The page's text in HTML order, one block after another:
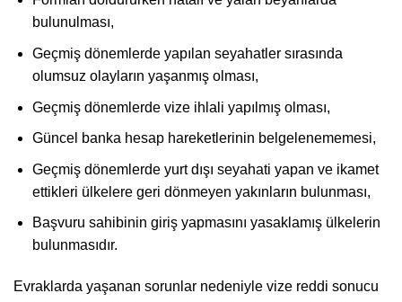
bulunulması,
Geçmiş dönemlerde yapılan seyahatler sırasında
olumsuz olayların yaşanmış olması,
Geçmiş dönemlerde vize ihlali yapılmış olması,
Güncel banka hesap hareketlerinin belgelenememesi,
Geçmiş dönemlerde yurt dışı seyahati yapan ve ikamet
ettikleri ülkelere geri dönmeyen yakınların bulunması,
Başvuru sahibinin giriş yapmasını yasaklamış ülkelerin
bulunmasıdır.
Evraklarda yaşanan sorunlar nedeniyle vize reddi sonucu